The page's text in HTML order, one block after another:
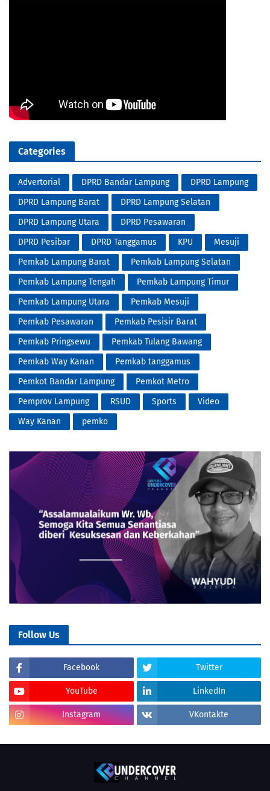
Categories
Advertorial DPRD Bandar Lampung
DPRD Lampung
DPRD Lampung Barat
DPRD Lampung Selatan
DPRD Lampung Utara
DPRD Pesawaran
DPRD Pesibar
DPRD Tanggamus KPU
Mesuji
Pemkab Lampung Barat
Pemkab Lampung Selatan
Pemkab Lampung Tengah
Pemkab Lampung Timur
Pemkab Lampung Utara
Pemkab Mesuji
Pemkab Pesawaran
Pemkab Pesisir Barat
Pemkab Pringsewu
Pemkab Tulang Bawang
Pemkab Way Kanan
Pemkab tanggamus
Pemkot Bandar Lampung
Pemkot Metro
Pemprov Lampung
RSUD Sports
Video
Way Kanan
pemko
Follow Us
Facebook Twitter
YouTube LinkedIn
Instagram VKontakte